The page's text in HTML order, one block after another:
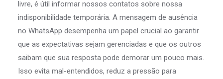
livre, é útil informar nossos contatos sobre nossa
indisponibilidade temporária. A mensagem de ausência
no WhatsApp desempenha um papel crucial ao garantir
que as expectativas sejam gerenciadas e que os outros
saibam que sua resposta pode demorar um pouco mais.
Isso evita mal-entendidos, reduz a pressão para